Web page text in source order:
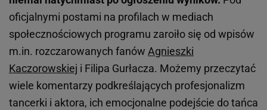
oficjalnymi postami na profilach w mediach
społecznościowych programu zaroiło się od wpisów
m.in. rozczarowanych fanów Agnieszki
Kaczorowskiej i Filipa Gurłacza. Możemy przeczytać
wiele komentarzy podkreślających profesjonalizm
tancerki i aktora, ich emocjonalne podejście do tańca